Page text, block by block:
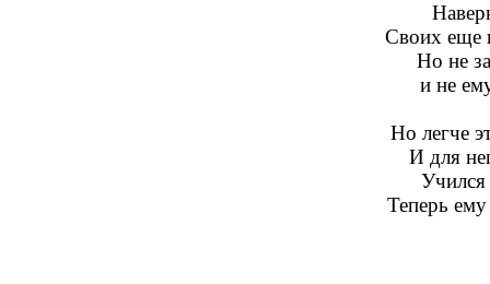
Своих еще
Но не
и не
Но легче
И для
Учился
Теперь